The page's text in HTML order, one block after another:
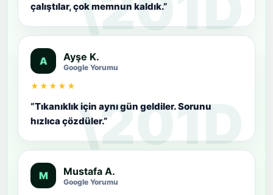
çalıştılar, çok memnun kaldık.”
A Ayşe K.
Google Yorumu
★★★★★
“Tıkanıklık için aynı gün geldiler. Sorunu
hızlıca çözdüler.”
M Mustafa A.
Google Yorumu